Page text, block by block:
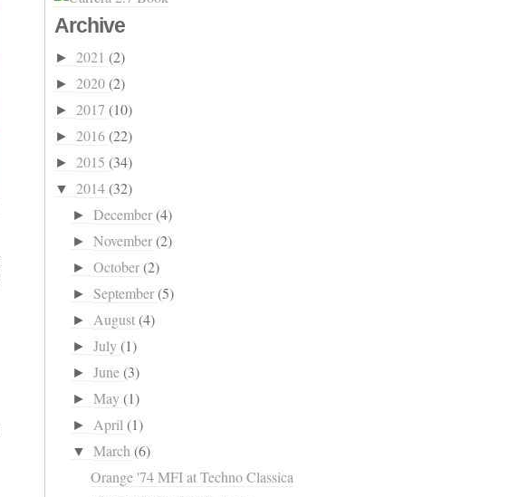
Archive
► 2021 (2)
► 2020(2)
► 2017 (10)
► 2016(22)
► 2015 (34)
▼ 2014(32)
►December(4)
►November(2)
►October(2)
► September(5)
► August(4)
►July(1)
►June(3)
►May(1)
► April(1)
▼March(6)
Orange '74 MFI at Techno Classica